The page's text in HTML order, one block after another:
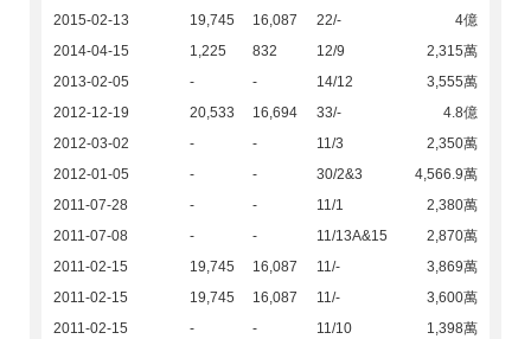
2015-02-13
19,745 16,087 22/-
4億
2014-04-15
1,225 832 12/9
2,315萬
2013-02-05
- - 14/12
3,555萬
2012-12-19
20,533 16,694 33/-
4.8億
2012-03-02
- - 11/3
2,350萬
2012-01-05
- - 30/2&3
4,566.9萬
2011-07-28
- - 11/1
2,380萬
2011-07-08
- - 11/13A&15
2,870萬
2011-02-15
19,745 16,087 11/-
3,869萬
2011-02-15
19,745 16,087 11/-
3,600萬
2011-02-15
- - 11/10
1,398萬